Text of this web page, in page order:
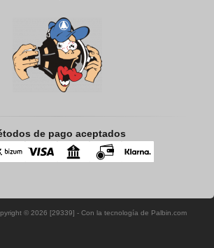
de pago aceptados
© 2026 [29339] - Con la tecnología de Palbin.com